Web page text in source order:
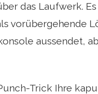
das Laufwerk.
vorübergehende
aussendet,
Trick Ihre